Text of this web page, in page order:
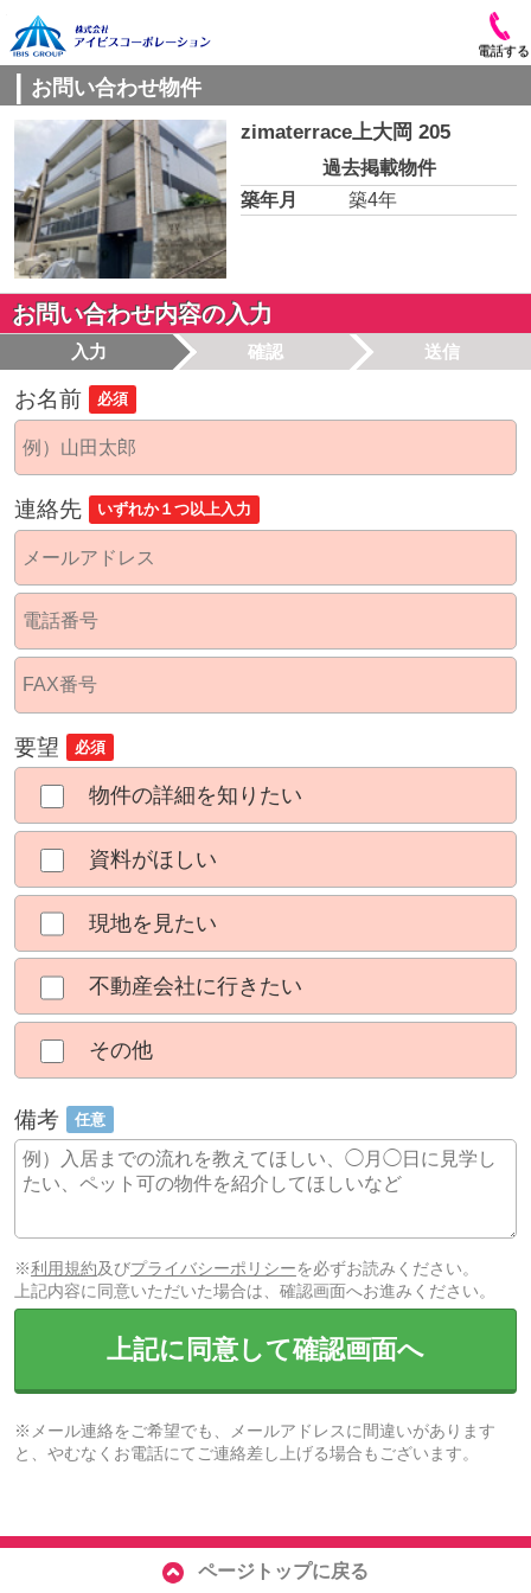
電話する
お問い合わせ物件
zimaterrace上大岡 205
過去掲載物件
築年月
築4年
お問い合わせ内容の入力
入力 確認 送信
お名前 必須
連絡先 いずれか１つ以上入力
要望 必須
物件の詳細を知りたい
資料がほしい
現地を見たい
不動産会社に行きたい
その他
備考 任意
※利用規約及びプライバシーポリシーを必ずお読みください。
上記内容に同意いただいた場合は、確認画面へお進みください。
上記に同意して確認画面へ
※メール連絡をご希望でも、メールアドレスに間違いがあります
と、やむなくお電話にてご連絡差し上げる場合もございます。
ページトップに戻る